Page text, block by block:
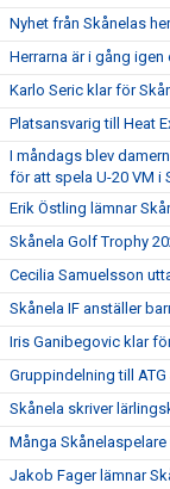
Nyhet från Skånelas
Herrarna är i gång
Karlo Seric klar för
Platsansvarig till Heat
I måndags blev
för att spela U-20 VM i
Erik Östling lämnar
Skånela Golf Trophy
Cecilia Samuelsson
Skånela IF anställer
Iris Ganibegovic klar
Gruppindelning till
Skånela skriver
Många
Jakob Fager lämnar